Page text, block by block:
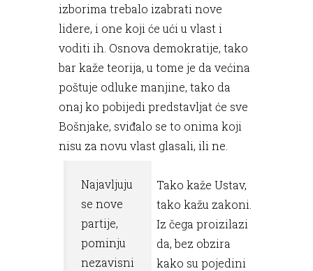
izborima trebalo izabrati nove
lidere, i one koji će ući u vlast i
voditi ih. Osnova demokratije, tako
bar kaže teorija, u tome je da većina
poštuje odluke manjine, tako da
onaj ko pobijedi predstavljat će sve
Bošnjake, sviđalo se to onima koji
nisu za novu vlast glasali, ili ne.
Najavljuju
se nove
partije,
pominju
nezavisni
Tako kaže Ustav,
tako kažu zakoni.
Iz čega proizilazi
da, bez obzira
kako su pojedini